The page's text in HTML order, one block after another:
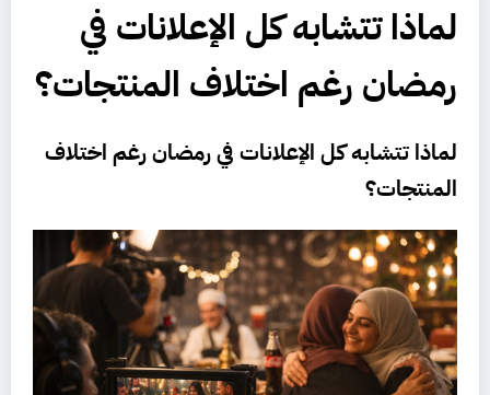
لماذا تتشابه كل الإعلانات في
رمضان رغم اختلاف المنتجات؟
لماذا تتشابه كل الإعلانات في رمضان رغم اختلاف
المنتجات؟